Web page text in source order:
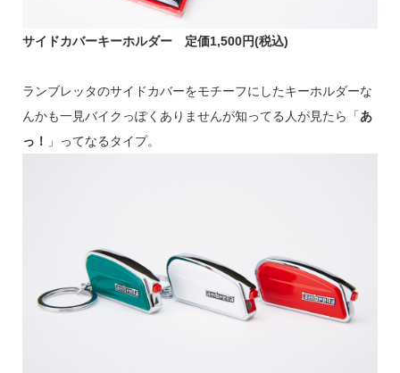
サイドカバーキーホルダー 定価1,500円(税込)
ランブレッタのサイドカバーをモチーフにしたキーホルダーな
んかも一見バイクっぽくありませんが知ってる人が見たら「あ
っ！
」ってなるタイプ。